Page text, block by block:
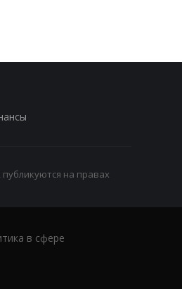
на правах
в сфере